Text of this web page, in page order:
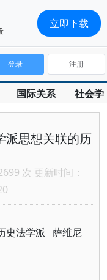
国际关系 社会学
登录 注册
派思想关联的历
次 更新时间：
史法学派 萨维尼
立即下载